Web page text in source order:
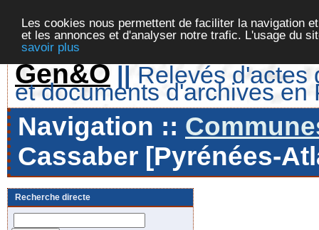
Les cookies nous permettent de faciliter la navigation
et les annonces et d'analyser notre trafic. L'usage du
savoir plus
Gen&O || Relevés d'actes
et documents d'archives en
Navigation ::
Cassaber [Pyrénées-
Recherche directe